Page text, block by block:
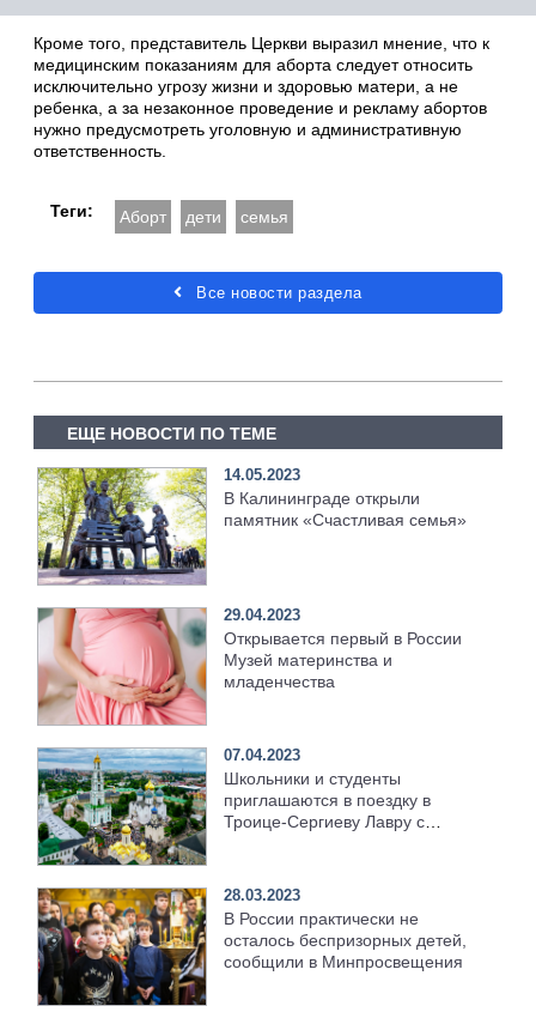
Кроме того, представитель Церкви выразил мнение, что к
медицинским показаниям для аборта следует относить
исключительно угрозу жизни и здоровью матери, а не
ребенка, а за незаконное проведение и рекламу абортов
нужно предусмотреть уголовную и административную
ответственность.
Теги: Аборт дети семья
Все новости раздела
ЕЩЕ НОВОСТИ ПО ТЕМЕ
14.05.2023
В Калининграде открыли
памятник «Счастливая семья»
29.04.2023
Открывается первый в России
Музей материнства и
младенчества
07.04.2023
Школьники и студенты
приглашаются в поездку в
Троице-Сергиеву Лавру с
28.03.2023
В России практически не
осталось беспризорных детей,
сообщили в Минпросвещения